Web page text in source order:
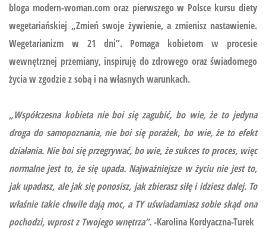
bloga modern-woman.com oraz pierwszego w Polsce kursu diety
wegetariańskiej „Zmień swoje żywienie, a zmienisz nastawienie.
Wegetarianizm w 21 dni”.Pomaga kobietom w procesie
wewnętrznej przemiany, inspiruję do zdrowego oraz świadomego
życia w zgodzie z sobą i na własnych warunkach.
„Współczesna kobieta nie boi się zagubić, bo wie, że to jedyna
droga do samopoznania, nie boi się porażek, bo wie, że to efekt
działania. Nie boi się przegrywać, bo wie, że sukces to proces, więc
normalne jest to, że się upada. Najważniejsze w życiu nie jest to,
jak upadasz, ale jak się ponosisz, jak zbierasz siłę i idziesz dalej. To
właśnie takie chwile dają moc, a TY uświadamiasz sobie skąd ona
pochodzi, wprost z Twojego wnętrza”.-Karolina Kordyaczna-Turek